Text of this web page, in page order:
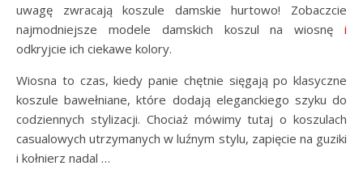
uwagę zwracają koszule damskie hurtowo! Zobaczcie
najmodniejsze modele damskich koszul na wiosnę i
odkryjcie ich ciekawe kolory.
Wiosna to czas, kiedy panie chętnie sięgają po klasyczne
koszule bawełniane, które dodają eleganckiego szyku do
codziennych stylizacji. Chociaż mówimy tutaj o koszulach
casualowych utrzymanych w luźnym stylu, zapięcie na guziki
i kołnierz nadal …